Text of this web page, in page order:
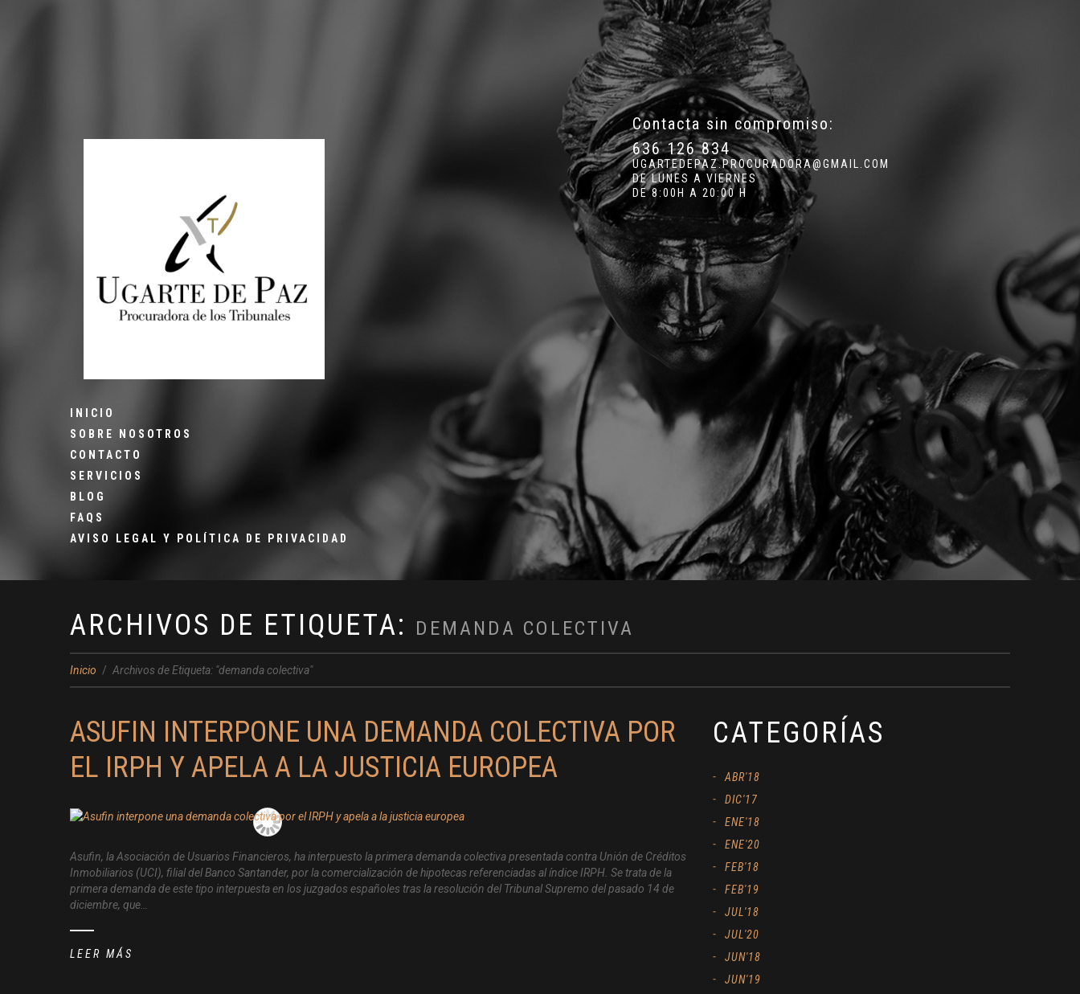
INICIO
SOBRE NOSOTROS
CONTACTO
SERVICIOS
BLOG
FAQS
AVISO LEGAL Y POLÍTICA DE PRIVACIDAD
Contacta sin compromiso:
636 126 834
UGARTEDEPAZ.PROCURADORA@GMAIL.COM
DE LUNES A VIERNES
DE 8:00H A 20:00 H
ARCHIVOS DE ETIQUETA: DEMANDA COLECTIVA
Inicio Archivos de Etiqueta: "demanda colectiva"
ASUFIN INTERPONE UNA DEMANDA COLECTIVA POR
EL IRPH Y APELA A LA JUSTICIA EUROPEA
Asufin, la Asociación de Usuarios Financieros, ha interpuesto la primera demanda colectiva presentada contra Unión de Créditos
Inmobiliarios (UCI), filial del Banco Santander, por la comercialización de hipotecas referenciadas al índice IRPH. Se trata de la
primera demanda de este tipo interpuesta en los juzgados españoles tras la resolución del Tribunal Supremo del pasado 14 de
diciembre, que…
LEER MÁS
CATEGORÍAS
ABR'18
DIC'17
ENE'18
ENE'20
FEB'18
FEB'19
JUL'18
JUL'20
JUN'18
JUN'19